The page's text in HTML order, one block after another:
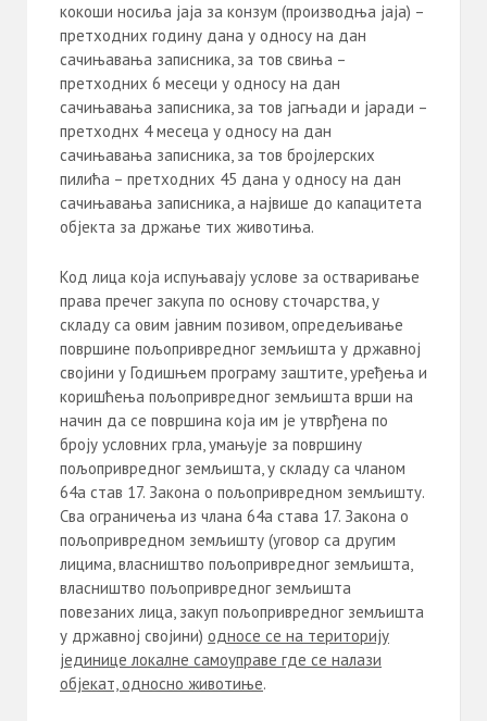
кокоши носиља јаја за конзум (производња јаја) –
претходних годину дана у односу на дан
сачињавања записника, за тов свиња –
претходних 6 месеци у односу на дан
сачињавања записника, за тов јагњади и јаради –
претходнх 4 месеца у односу на дан
сачињавања записника, за тов бројлерских
пилића – претходних 45 дана у односу на дан
сачињавања записника, а највише до капацитета
објекта за држање тих животиња.
Код лица која испуњавају услове за остваривање
права пречег закупа по основу сточарства, у
складу са овим јавним позивом, опредељивање
површине пољопривредног земљишта у државној
својини у Годишњем програму заштите, уређења и
коришћења пољопривредног земљишта врши на
начин да се површина која им је утврђена по
броју условних грла, умањује за површину
пољопривредног земљишта, у складу са чланом
64а став 17. Закона о пољопривредном земљишту.
Сва ограничења из члана 64а става 17. Закона о
пољопривредном земљишту (уговор са другим
лицима, власништво пољопривредног земљишта,
власништво пољопривредног земљишта
повезаних лица, закуп пољопривредног земљишта
у државној својини) односе се на територију
јединице локалне самоуправе где се налази
објекат, односно животиње.